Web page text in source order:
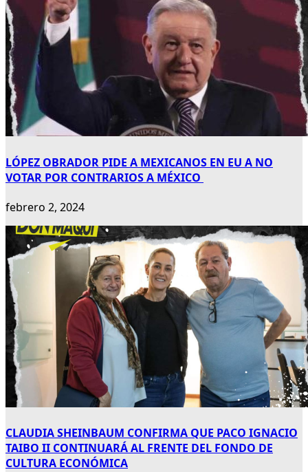
LÓPEZ OBRADOR PIDE A MEXICANOS EN EU A NO
VOTAR POR CONTRARIOS A MÉXICO
febrero 2, 2024
CLAUDIA SHEINBAUM CONFIRMA QUE PACO IGNACIO
TAIBO II CONTINUARÁ AL FRENTE DEL FONDO DE
CULTURA ECONÓMICA